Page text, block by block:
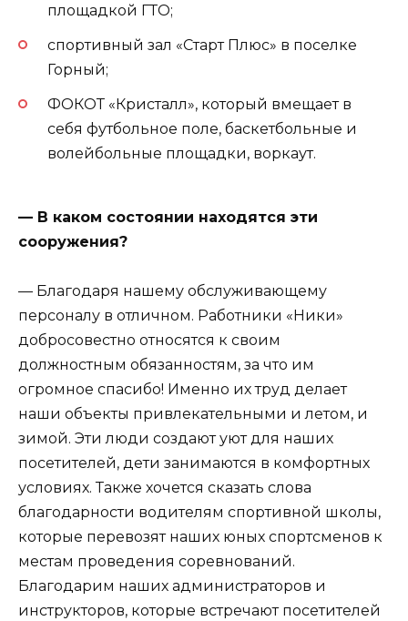
площадкой ГТО;
спортивный зал «Старт Плюс» в поселке
Горный;
ФОКОТ «Кристалл», который вмещает в
себя футбольное поле, баскетбольные и
волейбольные площадки, воркаут.
— В каком состоянии находятся эти
сооружения?
— Благодаря нашему обслуживающему
персоналу в отличном. Работники «Ники»
добросовестно относятся к своим
должностным обязанностям, за что им
огромное спасибо! Именно их труд делает
наши объекты привлекательными и летом, и
зимой. Эти люди создают уют для наших
посетителей, дети занимаются в комфортных
условиях. Также хочется сказать слова
благодарности водителям спортивной школы,
которые перевозят наших юных спортсменов к
местам проведения соревнований.
Благодарим наших администраторов и
инструкторов, которые встречают посетителей